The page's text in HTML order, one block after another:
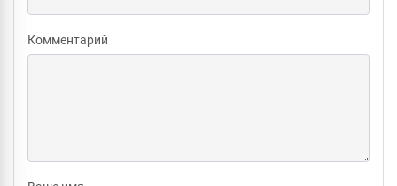
Комментарий